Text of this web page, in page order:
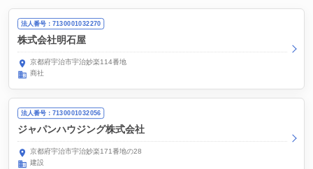
法人番号：7130001032270
株式会社明石屋
京都府宇治市宇治妙楽114番地
商社
法人番号：7130001032056
ジャパンハウジング株式会社
京都府宇治市宇治妙楽171番地の28
建設